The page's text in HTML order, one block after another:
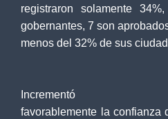
registraron solamente
gobernantes, 7 son
menos del 32% de sus
Incrementó
favorablemente la confianza